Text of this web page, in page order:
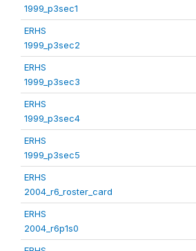
1999_p3sec1
ERHS
1999_p3sec2
ERHS
1999_p3sec3
ERHS
1999_p3sec4
ERHS
1999_p3sec5
ERHS
2004_r6_roster_card
ERHS
2004_r6p1s0